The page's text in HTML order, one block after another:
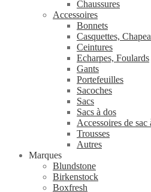
Chaussures
Accessoires
Bonnets
Casquettes,
Ceintures
Echarpes, Foulards
Gants
Portefeuilles
Sacoches
Sacs
Sacs à dos
Accessoires de sac
Trousses
Autres
Marques
Blundstone
Birkenstock
Boxfresh